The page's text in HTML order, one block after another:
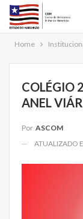
Home
COLÉGIO
ANEL
Por ASCOM
ATUALIZADO